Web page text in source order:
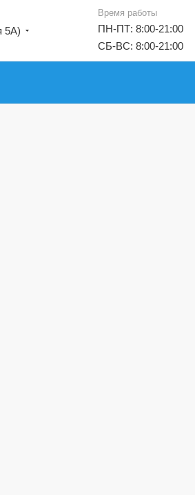
5А)
Время работы
ПН-ПТ: 8:00-21:00
СБ-ВС: 8:00-21:00